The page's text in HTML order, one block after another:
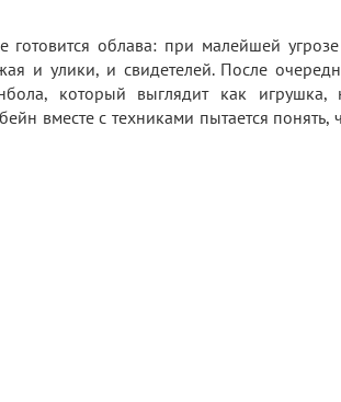
готовится облава: при малейшей
и улики, и свидетелей. После
который выглядит как игрушка,
вместе с техниками пытается понять,